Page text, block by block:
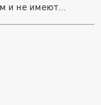
и не имеют